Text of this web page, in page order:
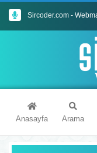
Sircoder.com -
Sircoder.com
Anasayfa Arama